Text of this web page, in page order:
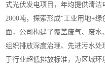
式光伏发电项目，年均提供清洁
2000吨，探索形成“工业用地+
面，公司构建了覆盖废气、废
组织排放深度治理、先进污水
于行业超低排放标准，为区域环